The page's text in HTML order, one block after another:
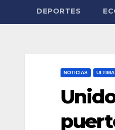
DEPORTES
NOTICIAS